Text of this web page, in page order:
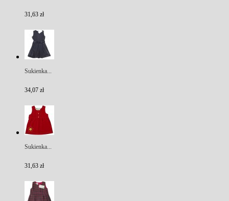
31,63 zł
Sukienka...
34,07 zł
Sukienka...
31,63 zł